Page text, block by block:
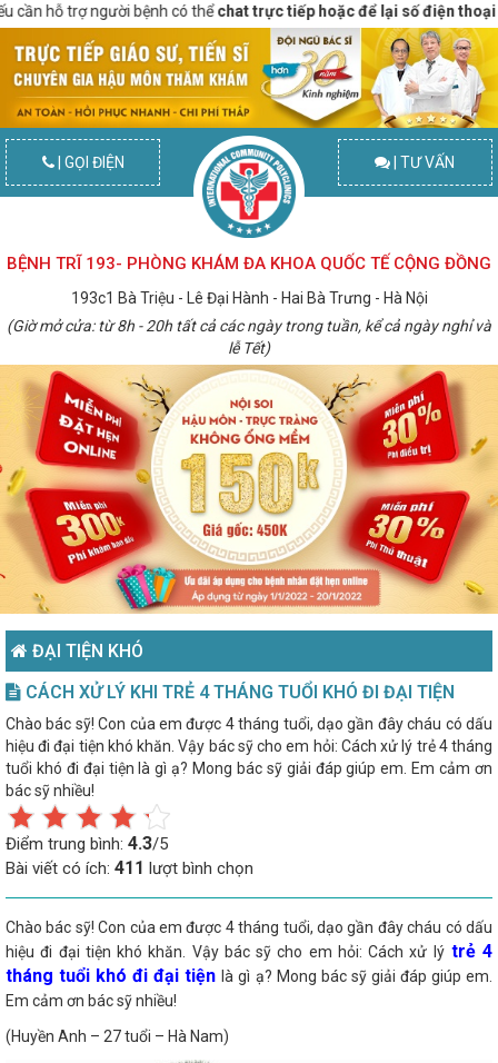
hỗ trợ người bệnh có thểchat trực tiếp hoặc để lại số điện thoạiđể
| GỌI ĐIỆN | TƯ VẤN
BỆNH TRĨ 193- PHÒNG KHÁM ĐA KHOA QUỐC TẾ CỘNG ĐỒNG
193c1 Bà Triệu - Lê Đại Hành - Hai Bà Trưng - Hà Nội
(Giờ mở cửa: từ 8h - 20h tất cả các ngày trong tuần, kể cả ngày nghỉ và
lễ Tết)
ĐẠI TIỆN KHÓ
CÁCH XỬ LÝ KHI TRẺ 4 THÁNG TUỔI KHÓ ĐI ĐẠI TIỆN
Chào bác sỹ! Con của em được 4 tháng tuổi, dạo gần đây cháu có dấu
hiệu đi đại tiện khó khăn. Vậy bác sỹ cho em hỏi: Cách xử lý trẻ 4 tháng
tuổi khó đi đại tiện là gì ạ? Mong bác sỹ giải đáp giúp em. Em cảm ơn
bác sỹ nhiều!
Điểm trung bình: 4.3/5
Bài viết có ích: 411 lượt bình chọn
Chào bác sỹ! Con của em được 4 tháng tuổi, dạo gần đây cháu có dấu
hiệu đi đại tiện khó khăn. Vậy bác sỹ cho em hỏi: Cách xử lýtrẻ 4
tháng tuổi khó đi đại tiệnlà gì ạ? Mong bác sỹ giải đáp giúp em.
Em cảm ơn bác sỹ nhiều!
(Huyền Anh – 27 tuổi – Hà Nam)